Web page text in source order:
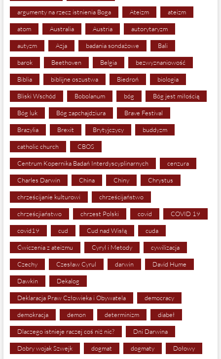
argumenty na rzecz istnienia Boga Ateizm ateizm
atom Australia Austria autorytaryzm
autyzm Azja badania sondażowe Bali
barok Beethoven Belgia bezwyznaniowość
Biblia biblijne oszustwa Biedroń biologia
Bliski Wschód Bobolanum bóg Bóg jest miłością
Bóg luk Bóg zapchajdziura Brave Festival
Brazylia Brexit Brytyjczycy buddyzm
catholic church CBOS
Centrum Kopernika Badań Interdyscyplinarnych cenzura
Charles Darwin China Chiny Chrystus
chrześcijanie kulturowi chrześcijaństwo
chrześcjiaństwo chrzest Polski covid COVID 19
covid19 cud Cud nad Wisłą cuda
Ćwiczenia z ateizmu Cyryl i Metody cywilizacja
Czechy Czesław Cyrul darwin David Hume
Dawkin Dekalog
Deklaracja Praw Człowieka i Obywatela democracy
demokracja demon determinizm diabeł
Dlaczego istnieje raczej coś niż nic? Dni Darwina
Dobry wojak Szwejk dogmat dogmaty Dołowy